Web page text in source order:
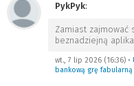
PykPyk:
Zamiast zajmować
beznadziejną
wt., 7 lip 2026 (16:36) •
bankową grę fabularną